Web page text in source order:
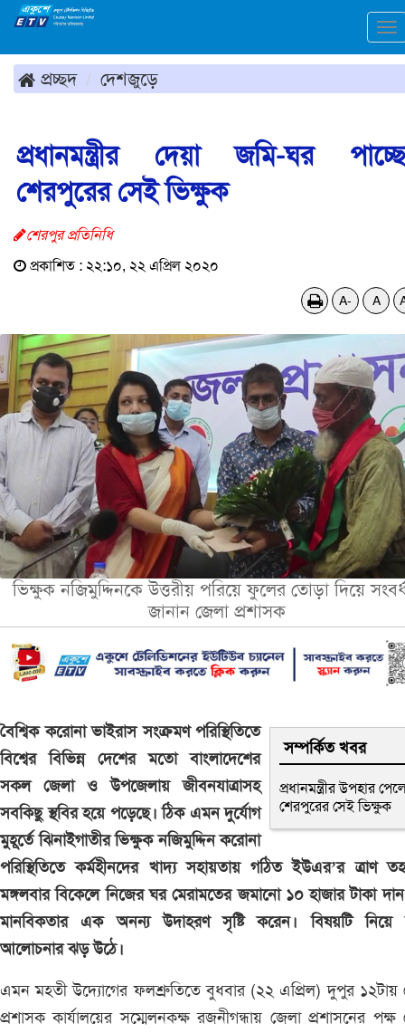
প্রচ্ছদ দেশজুড়ে
প্রধানমন্ত্রীর দেয়া জমি-ঘর
শেরপুরের সেই ভিক্ষুক
শেরপুর প্রতিনিধি
প্রকাশিত : ২২:১০, ২২ এপ্রিল ২০২০
A- A
ভিক্ষুক নজিমুদ্দিনকে উত্তরীয় পরিয়ে ফুলের তোড়া দিয়ে
জানান জেলা প্রশাসক
সম্পর্কিত খবর
প্রধানমন্ত্রীর উপহার
শেরপুরের সেই ভিক্ষুক
বৈশ্বিক করোনা ভাইরাস সংক্রমণ পরিস্থিতিতে
বিশ্বের বিভিন্ন দেশের মতো বাংলাদেশের
সকল জেলা ও উপজেলায় জীবনযাত্রাসহ
সবকিছু স্থবির হয়ে পড়েছে। ঠিক এমন দুর্যোগ
মুহূর্তে ঝিনাইগাতীর ভিক্ষুক নজিমুদ্দিন করোনা
পরিস্থিতিতে কর্মহীনদের খাদ্য সহায়তায় গঠিত ইউএর’র ত্রাণ
মঙ্গলবার বিকেলে নিজের ঘর মেরামতের জমানো ১০ হাজার টাকা
মানবিকতার এক অনন্য উদাহরণ সৃষ্টি করেন। বিষয়টি নিয়ে
আলোচনার ঝড় উঠে।
এমন মহতী উদ্যোগের ফলশ্রুতিতে বুধবার (২২ এপ্রিল) দুপুর ১২টায়
প্রশাসক কার্যালয়ের সম্মেলনকক্ষ রজনীগন্ধায় জেলা প্রশাসনের পক্ষ